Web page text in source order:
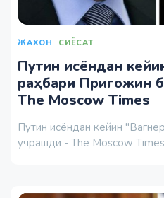
ЖАХОН СИЁСАТ
Путин исёндан
раҳбари Пригожин
The Moscow Times
Путин исёндан кейин
учрашди - The Moscow